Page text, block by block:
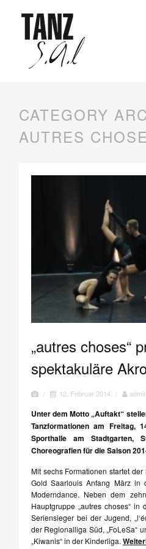
CATEGORY
AUTRES
„autres choses“
spektakuläre
/ 12. Februar 2014 / admin
Unter dem Motto „Auftakt“
Tanzformationen am Freitag,
Sporthalle am Stadtgarten,
Choreografien für die Saison
Mit sechs Formationen startet
Gold Saarlouis Anfang März
Moderndance. Neben dem
Hauptgruppe „autres choses“
Seriensieger bei der Jugend,
der Regionalliga Süd, „FoLeSa“
„Kiwanis“ in der Kinderliga.